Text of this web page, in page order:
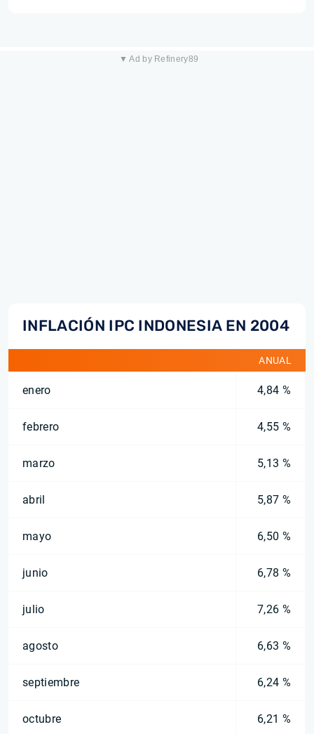
▼ Ad by Refinery89
INFLACIÓN IPC INDONESIA EN 2004
ANUAL
enero 4,84 %
febrero 4,55 %
marzo 5,13 %
abril 5,87 %
mayo 6,50 %
junio 6,78 %
julio 7,26 %
agosto 6,63 %
septiembre 6,24 %
octubre 6,21 %